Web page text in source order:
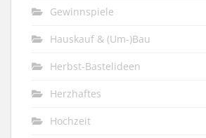
Gewinnspiele
Hauskauf & (Um-)Bau
Herbst-Bastelideen
Herzhaftes
Hochzeit